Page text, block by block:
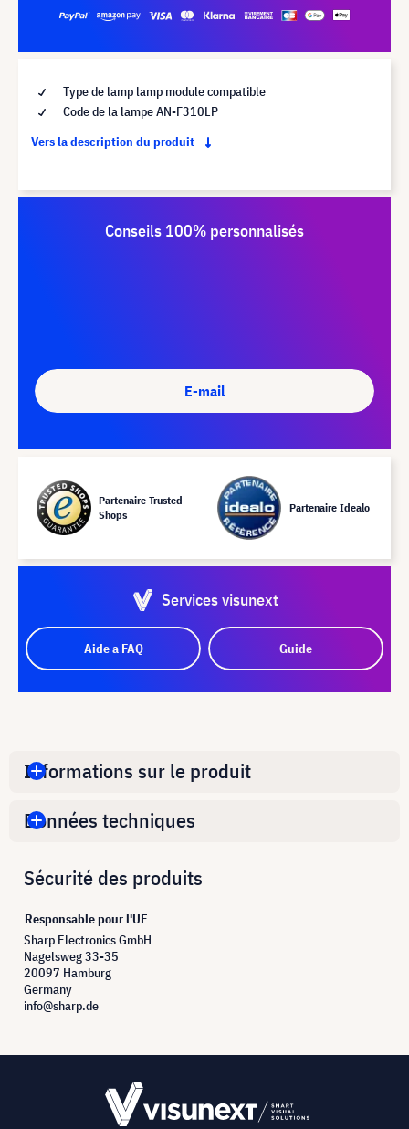
Type de lamp lamp module compatible
Code de la lampe AN-F310LP
Vers la description du produit
Conseils 100% personnalisés
E-mail
Partenaire Trusted
Shops
Partenaire Idealo
Services visunext
Aide a FAQ Guide
Informations sur le produit
Données techniques
Sécurité des produits
Responsable pour l'UE
Sharp Electronics GmbH
Nagelsweg 33-35
20097 Hamburg
Germany
info@sharp.de